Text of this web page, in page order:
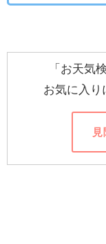
「お天気
お気に入り